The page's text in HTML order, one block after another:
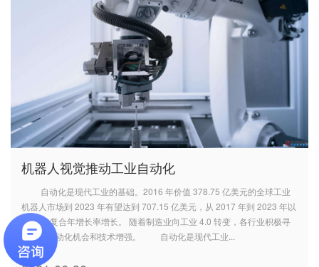
机器人视觉推动工业自动化
自动化是现代工业的基础。2016 年价值 378.75 亿美元的全球工业
机器人市场到 2023 年有望达到 707.15 亿美元，从 2017 年到 2023 年以
9.4%的复合年增长率增长。 随着制造业向工业 4.0 转变，各行业积极寻
求更多自动化机会和技术增强。 自动化是现代工业...